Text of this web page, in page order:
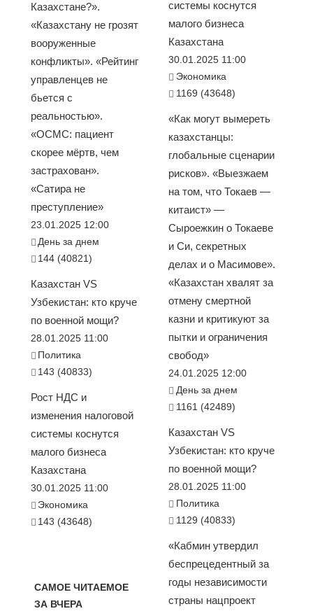
Казахстане?».
«Казахстану не грозят
вооруженные
конфликты». «Рейтинг
управленцев не
бьется с
реальностью».
«ОСМС: пациент
скорее мёртв, чем
застрахован».
«Сатира не
преступление»
23.01.2025 12:00
День за днем
144 (40821)
Казахстан VS
Узбекистан: кто круче
по военной мощи?
28.01.2025 11:00
Политика
143 (40833)
Рост НДС и
изменения налоговой
системы коснутся
малого бизнеса
Казахстана
30.01.2025 11:00
Экономика
143 (43648)
САМОЕ ЧИТАЕМОЕ
ЗА ВЧЕРА
системы коснутся
малого бизнеса
Казахстана
30.01.2025 11:00
Экономика
1169 (43648)
«Как могут вымереть
казахстанцы:
глобальные сценарии
рисков». «Выезжаем
на том, что Токаев —
китаист» —
Сыроежкин о Токаеве
и Си, секретных
делах и о Масимове».
«Казахстан хвалят за
отмену смертной
казни и критикуют за
пытки и ограничения
свобод»
24.01.2025 12:00
День за днем
1161 (42489)
Казахстан VS
Узбекистан: кто круче
по военной мощи?
28.01.2025 11:00
Политика
1129 (40833)
«Кабмин утвердил
беспрецедентный за
годы независимости
страны нацпроект